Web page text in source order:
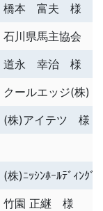
橋本 富夫 様
石川県馬主協会 様
道永 幸治 様
クールエッジ(株)
(株)アイテツ 様
(株)ﾆｯｼﾝﾎｰﾙﾃﾞｨﾝｸ
竹園 正継 様